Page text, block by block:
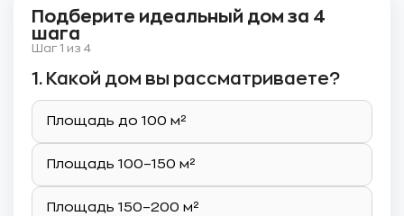
Подберите идеальный дом за 4
шага
Шаг 1 из 4
1. Какой дом вы рассматриваете?
Площадь до 100 м²
Площадь 100–150 м²
Площадь 150–200 м²